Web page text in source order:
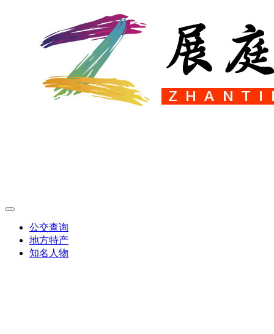
公交查询
地方特产
知名人物